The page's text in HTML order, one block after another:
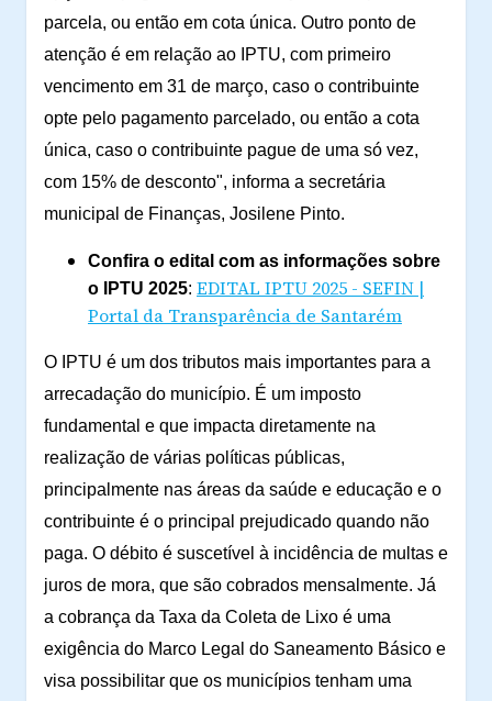
parcela, ou então em cota única. Outro ponto de
atenção é em relação ao IPTU, com primeiro
vencimento em 31 de março, caso o contribuinte
opte pelo pagamento parcelado, ou então a cota
única, caso o contribuinte pague de uma só vez,
com 15% de desconto", informa a secretária
municipal de Finanças, Josilene Pinto.
Confira o edital com as informações sobre
o IPTU 2025: EDITAL IPTU 2025 - SEFIN |
Portal da Transparência de Santarém
O IPTU é um dos tributos mais importantes para a
arrecadação do município. É um imposto
fundamental e que impacta diretamente na
realização de várias políticas públicas,
principalmente nas áreas da saúde e educação e o
contribuinte é o principal prejudicado quando não
paga. O débito é suscetível à incidência de multas e
juros de mora, que são cobrados mensalmente. Já
a cobrança da Taxa da Coleta de Lixo é uma
exigência do Marco Legal do Saneamento Básico e
visa possibilitar que os municípios tenham uma